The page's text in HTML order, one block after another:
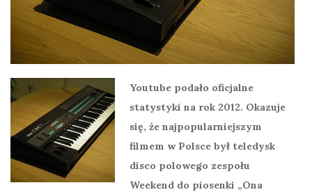
Youtube podało oficjalne
statystyki na rok 2012. Okazuje
się, że najpopularniejszym
filmem w Polsce był teledysk
disco polowego zespołu
Weekend do piosenki „Ona